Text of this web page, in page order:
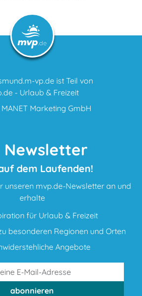
vp.de ist Teil von
- Urlaub & Freizeit
MANET Marketing GmbH
Newsletter
dem Laufenden!
unseren mvp.de-Newsletter an und
erhalte
für Urlaub & Freizeit
besonderen Regionen und Orten
Angebote
abonnieren